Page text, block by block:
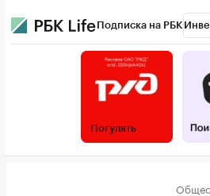
Подписка на РБК
Погулять